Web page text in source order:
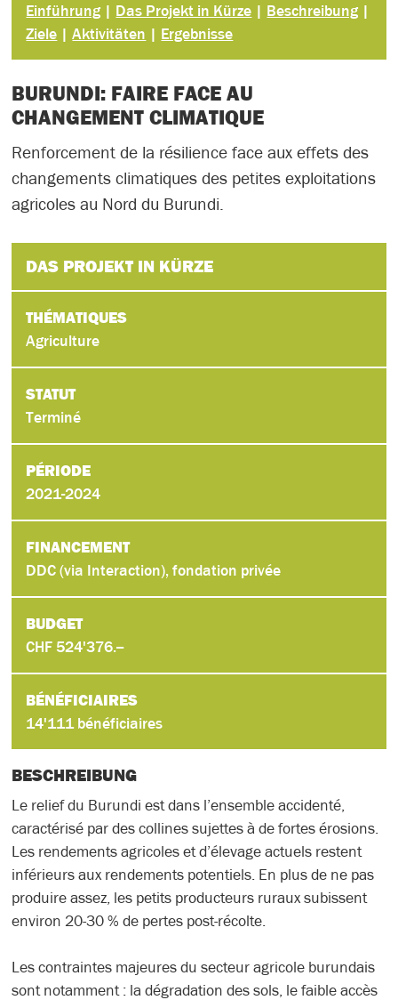
Einführung | Das Projekt in Kürze | Beschreibung |
Ziele |Aktivitäten | Ergebnisse
BURUNDI: FAIRE FACE AU
CHANGEMENT CLIMATIQUE
Renforcement de la résilience face aux effets des
changements climatiques des petites exploitations
agricoles au Nord du Burundi.
DAS PROJEKT IN KÜRZE
THÉMATIQUES
Agriculture
STATUT
Terminé
PÉRIODE
2021-2024
FINANCEMENT
DDC (via Interaction), fondation privée
BUDGET
CHF 524'376.--
BÉNÉFICIAIRES
14'111 bénéficiaires
BESCHREIBUNG
Le relief du Burundi est dans l’ensemble accidenté,
caractérisé par des collines sujettes à de fortes érosions.
Les rendements agricoles et d’élevage actuels restent
inférieurs aux rendements potentiels. En plus de ne pas
produire assez, les petits producteurs ruraux subissent
environ 20-30 % de pertes post-récolte.
Les contraintes majeures du secteur agricole burundais
sont notamment : la dégradation des sols, le faible accès